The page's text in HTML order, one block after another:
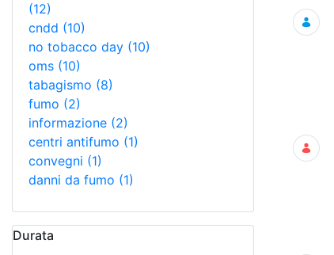
(12)
cndd (10)
no tobacco day (10)
oms (10)
tabagismo (8)
fumo (2)
informazione (2)
centri antifumo (1)
convegni (1)
danni da fumo (1)
Durata